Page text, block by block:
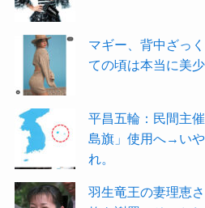
マギー、背中ざっ
ての頃は本当に美
平昌五輪：民間主
島旗」使用へ→い
れ。
羽生竜王の妻理恵